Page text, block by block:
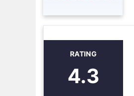
RATING
4.3